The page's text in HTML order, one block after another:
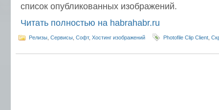
список опубликованных изображений.
Читать полностью на habrahabr.ru
Релизы Сервисы Софт, Хостинг изображений Photofile Clip Client